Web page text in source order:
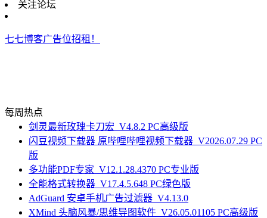
关注论坛
七七博客广告位招租！
每周热点
剑灵最新玫瑰卡刀宏_V4.8.2 PC高级版
闪豆视频下载器 原哔哩哔哩视频下载器_V2026.07.29 PC
版
多功能PDF专家_V12.1.28.4370 PC专业版
全能格式转换器_V17.4.5.648 PC绿色版
AdGuard 安卓手机广告过滤器_V4.13.0
XMind 头脑风暴/思维导图软件_V26.05.01105 PC高级版